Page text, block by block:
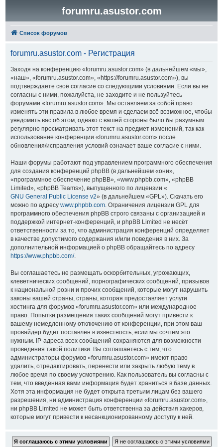
forumru.asustor.com
Список форумов
forumru.asustor.com - Регистрация
Заходя на конференцию «forumru.asustor.com» (в дальнейшем «мы»,
«наш», «forumru.asustor.com», «https://forumru.asustor.com»), вы
подтверждаете своё согласие со следующими условиями. Если вы не
согласны с ними, пожалуйста, не заходите и не пользуйтесь
форумами «forumru.asustor.com». Мы оставляем за собой право
изменять эти правила в любое время и сделаем всё возможное, чтобы
уведомить вас об этом, однако с вашей стороны было бы разумным
регулярно просматривать этот текст на предмет изменений, так как
использование конференции «forumru.asustor.com» после
обновления/исправления условий означает ваше согласие с ними.
Наши форумы работают под управлением программного обеспечения
для создания конференций phpBB (в дальнейшем «они»,
«программное обеспечение phpBB», «www.phpbb.com», «phpBB
Limited», «phpBB Teams»), выпущенного по лицензии «
GNU General Public License v2» (в дальнейшем «GPL»). Скачать его
можно по адресу www.phpbb.com. Ограничения лицензии GPL для
программного обеспечения phpBB строго связаны с организацией и
поддержкой интернет-конференций, и phpBB Limited не несёт
ответственности за то, что администрация конференций определяет
в качестве допустимого содержания и/или поведения в них. За
дополнительной информацией о phpBB обращайтесь по адресу
https://www.phpbb.com/.
Вы соглашаетесь не размещать оскорбительных, угрожающих,
клеветнических сообщений, порнографических сообщений, призывов
к национальной розни и прочих сообщений, которые могут нарушить
законы вашей страны, страны, которая предоставляет услуги
хостинга для форумов «forumru.asustor.com» или международное
право. Попытки размещения таких сообщений могут привести к
вашему немедленному отключению от конференции, при этом ваш
провайдер будет поставлен в известность, если мы сочтём это
нужным. IP-адреса всех сообщений сохраняются для возможности
проведения такой политики. Вы соглашаетесь с тем, что
администраторы форумов «forumru.asustor.com» имеют право
удалить, отредактировать, перенести или закрыть любую тему в
любое время по своему усмотрению. Как пользователь вы согласны с
тем, что введённая вами информация будет храниться в базе данных.
Хотя эта информация не будет открыта третьим лицам без вашего
разрешения, ни администрация конференции «forumru.asustor.com»,
ни phpBB Limited не может быть ответственна за действия хакеров,
которые могут привести к несанкционированному доступу к ней.